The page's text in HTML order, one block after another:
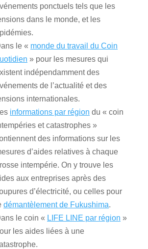
ponctuels tels que les
dans le monde, et les
le « monde du travail du Coin
» pour les mesures qui
indépendamment des
de l’actualité et des
internationales.
informations par région du « coin
et catastrophes »
des informations sur les
d’aides relatives à chaque
intempérie. On y trouve les
aux entreprises après des
d’électricité, ou celles pour
démantèlement de Fukushima.
le coin « LIFE LINE par région »
les aides liées à une